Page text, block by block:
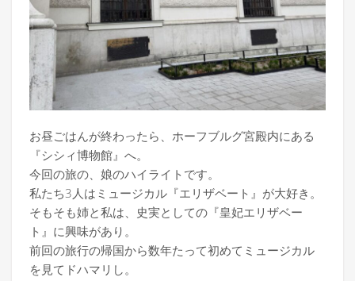
お昼ごはんが終わったら、ホーフブルグ宮殿内にある
『シシィ博物館』へ。
今回の旅の、娘のハイライトです。
私たち3人はミュージカル『エリザベート』が大好き。
そもそも姉と私は、史実としての『皇妃エリザベー
ト』に興味があり。
前回の旅行の帰国から数年たって初めてミュージカル
を見てドハマリし。